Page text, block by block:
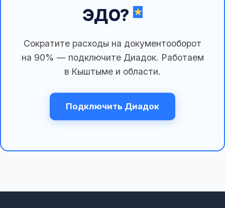
ЭДО?
Сократите расходы на документооборот
на 90% — подключите Диадок. Работаем
в Кыштыме и области.
Подключить Диадок